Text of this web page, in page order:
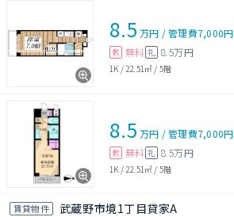
8.5 万円 /管理費7,000円
敷 無料 礼 8.5万円
1K / 22.51㎡ / 5階
8.5 万円 /管理費7,000円
敷 無料 礼 8.5万円
1K / 22.51㎡ / 5階
賃貸物件 武蔵野市境1丁目貸家A